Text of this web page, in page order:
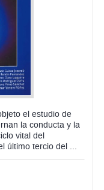
el estudio de
la conducta y la
vital del
último tercio del ...